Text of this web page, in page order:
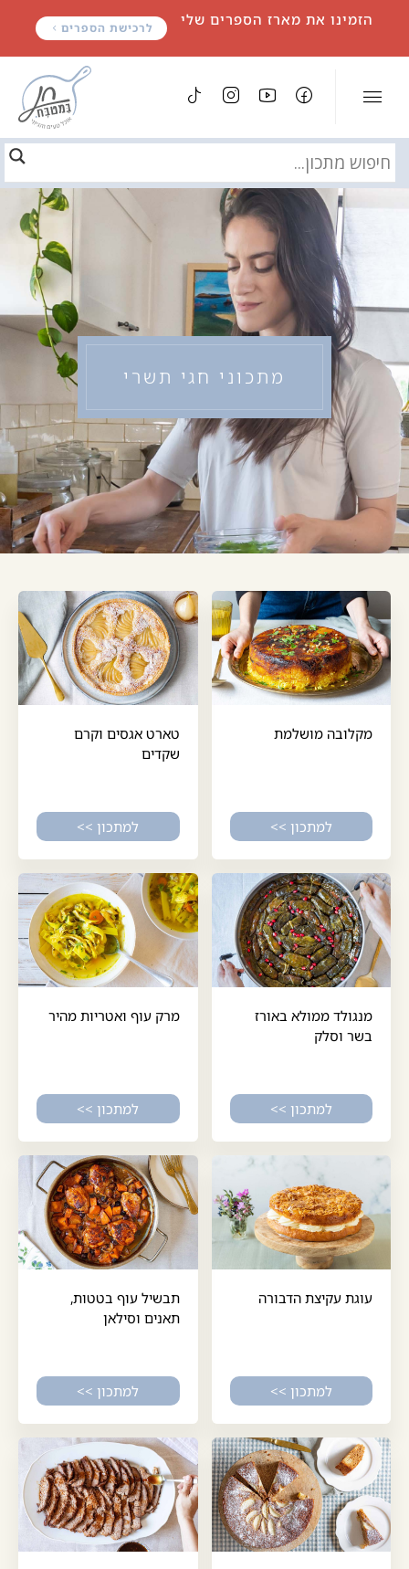
הזמינו את מארז הספרים שלי לרכישת הספרים
מתכוני חגי תשרי
מקלובה מושלמת
למתכון >>
טארט אגסים וקרם
שקדים
למתכון >>
מנגולד ממולא באורז
בשר וסלק
למתכון >>
מרק עוף ואטריות מהיר
למתכון >>
עוגת עקיצת הדבורה
למתכון >>
תבשיל עוף בטטות,
תאנים וסילאן
למתכון >>